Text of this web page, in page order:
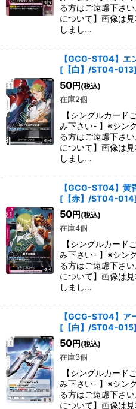
る方はご遠慮下さ
について】画像は
しまし…
【GCG-ST04】エ
[ 【白】/ST04-013]
50円 (税込)
在庫2個
【シングルカード
み下さい- 】※シン
る方はご遠慮下さ
について】画像は
しまし…
【GCG-ST04】黄
[ 【赤】/ST04-014
50円 (税込)
在庫4個
【シングルカード
み下さい- 】※シン
る方はご遠慮下さ
について】画像は
しまし…
【GCG-ST04】ア
[ 【白】/ST04-015]
50円 (税込)
在庫3個
【シングルカード
み下さい- 】※シン
る方はご遠慮下さ
について】画像は